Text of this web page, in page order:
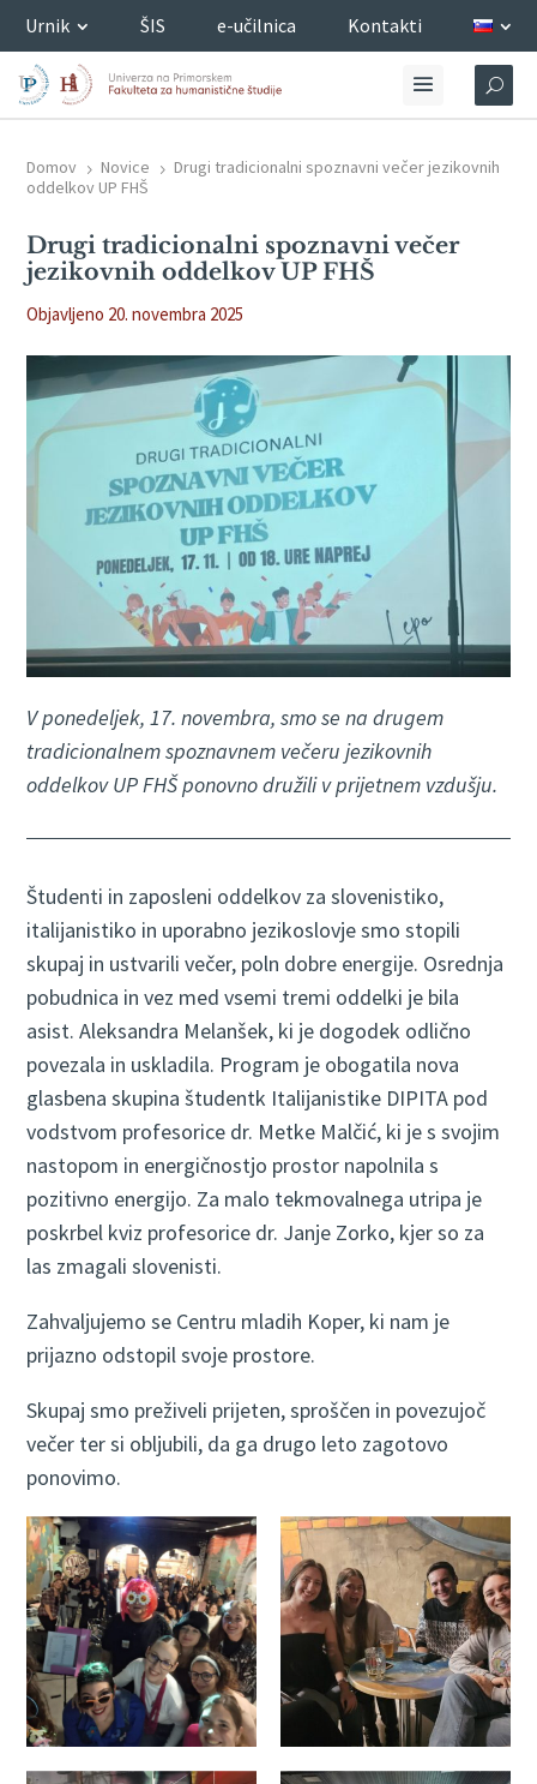
Urnik ŠIS e-učilnica Kontakti
Domov 5 Novice 5 Drugi tradicionalni spoznavni večer jezikovnih
oddelkov UP FHŠ
Drugi tradicionalni spoznavni večer
jezikovnih oddelkov UP FHŠ
Objavljeno 20. novembra 2025
V ponedeljek, 17. novembra, smo se na drugem
tradicionalnem spoznavnem večeru jezikovnih
oddelkov UP FHŠ ponovno družili v prijetnem vzdušju.
Študenti in zaposleni oddelkov za slovenistiko,
italijanistiko in uporabno jezikoslovje smo stopili
skupaj in ustvarili večer, poln dobre energije. Osrednja
pobudnica in vez med vsemi tremi oddelki je bila
asist. Aleksandra Melanšek, ki je dogodek odlično
povezala in uskladila. Program je obogatila nova
glasbena skupina študentk Italijanistike DIPITA pod
vodstvom profesorice dr. Metke Malčić, ki je s svojim
nastopom in energičnostjo prostor napolnila s
pozitivno energijo. Za malo tekmovalnega utripa je
poskrbel kviz profesorice dr. Janje Zorko, kjer so za
las zmagali slovenisti.
Zahvaljujemo se Centru mladih Koper, ki nam je
prijazno odstopil svoje prostore.
Skupaj smo preživeli prijeten, sproščen in povezujoč
večer ter si obljubili, da ga drugo leto zagotovo
ponovimo.